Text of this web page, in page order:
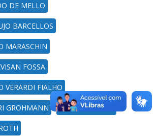
DE MELLO
BARCELLOS
MARASCHIN
FOSSA
VERARDI FIALHO
GROHMANN MARCELO HOSS